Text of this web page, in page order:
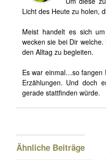
Licht des Heute zu holen,
Meist handelt es sich
wecken sie bei Dir
den Alltag zu begleiten.
Es war einmal…so fangen
Erzählungen. Und doch
gerade stattfinden würde.
Ähnliche Beiträge